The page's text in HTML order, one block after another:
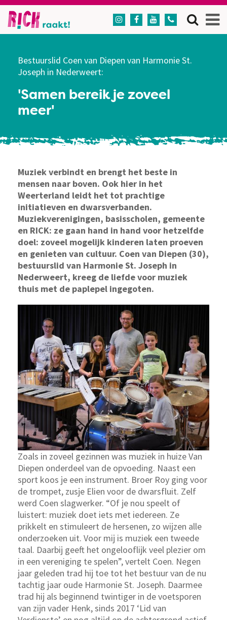
   
Bestuurslid Coen van Diepen van Harmonie St.
Joseph in Nederweert:
'Samen bereik je zoveel
meer'
Muziek verbindt en brengt het beste in
mensen naar boven. Ook hier in het
Weerterland leidt het tot prachtige
initiatieven en dwarsverbanden.
Muziekverenigingen, basisscholen, gemeente
en RICK: ze gaan hand in hand voor hetzelfde
doel: zoveel mogelijk kinderen laten proeven
en genieten van cultuur. Coen van Diepen (30),
bestuurslid van Harmonie St. Joseph in
Nederweert, kreeg de liefde voor muziek
thuis met de paplepel ingegoten.
Zoals in zoveel gezinnen was muziek in huize Van
Diepen onderdeel van de opvoeding. Naast een
sport koos je een instrument. Broer Roy ging voor
de trompet, zusje Elien voor de dwarsfluit. Zelf
werd Coen slagwerker. “Of je nou speelt of
luistert: muziek doet iets met iedereen. Ze
prikkelt en stimuleert de hersenen, zo wijzen alle
onderzoeken uit. Voor mij is muziek een tweede
taal. Daarbij geeft het ongelooflijk veel plezier om
in een vereniging te spelen”, vertelt Coen. Negen
jaar geleden trad hij toe tot het bestuur van de nu
tachtig jaar oude Harmonie St. Joseph. Daarmee
trad hij als beginnend twintiger in de voetsporen
van zijn vader Henk, sinds 2017 ‘Lid van